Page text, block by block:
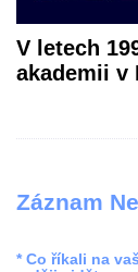
V letech
akademii v
Záznam
* Co říkali na